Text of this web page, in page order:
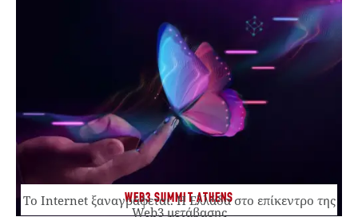
WEB3 SUMMIT ATHENS
Το Internet ξαναγράφεται. Η Ελλάδα στο επίκεντρο της
Web3 μετάβασης